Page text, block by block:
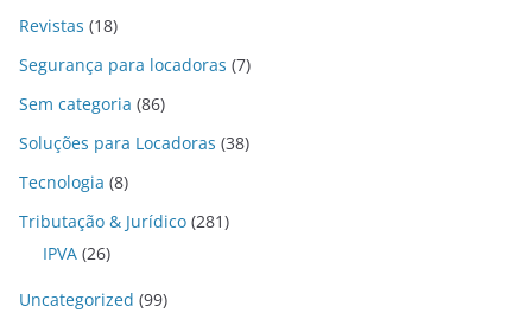
Revistas (18)
Segurança para locadoras (7)
Sem categoria (86)
Soluções para Locadoras (38)
Tecnologia (8)
Tributação & Jurídico (281)
IPVA (26)
Uncategorized (99)